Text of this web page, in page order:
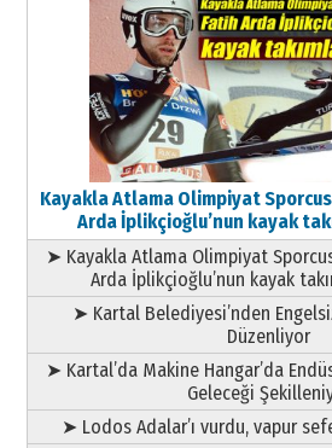
Kayakla Atlama Olimpiyat
Arda İplikçioğlu’nun kayak
➤ Kayakla Atlama Olimpiyat
Arda İplikçioğlu’nun kayak
➤ Kartal Belediyesi’nden
Düzenliyor
➤ Kartal’da Makine Hangar’da
Geleceği
➤ Lodos Adalar’ı vurdu, vapur